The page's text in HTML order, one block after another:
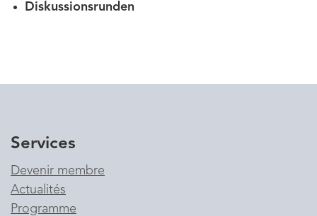
Diskussionsrunden
Services
Devenir membre
Actualités
Programme